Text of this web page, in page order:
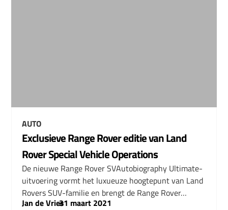
AUTO
Exclusieve Range Rover editie van Land
Rover Special Vehicle Operations
De nieuwe Range Rover SVAutobiography Ultimate-
uitvoering vormt het luxueuze hoogtepunt van Land
Rovers SUV-familie en brengt de Range Rover…
Jan de Vries
–
31 maart 2021